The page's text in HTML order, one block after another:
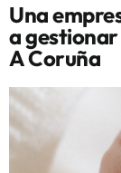
Una
a
A Coruña